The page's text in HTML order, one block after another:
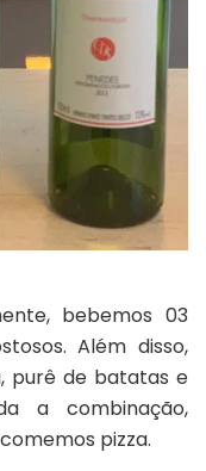
bebemos 03
Além disso,
purê de batatas e
a combinação,
pizza.